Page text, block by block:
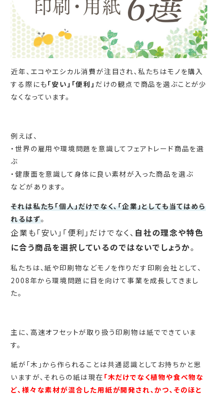
近年、エコやエシカル消費が注目され、私たちはモノを購入
する際にも 「安い」「便利」 だけの観点で商品を選ぶことが少
なくなっています。
例えば、
・世界の雇用や環境問題を意識してフェアトレード商品を選
ぶ
・健康面を意識して身体に良い素材が入った商品を選ぶ
などがあります。
それは私たち「個人」だけでなく、「企業」としても当てはめら
れるはず。
企業も「安い」「便利」だけでなく、 自社の理念や特色
に合う商品を選択しているのではないでしょうか。
私たちは、紙や印刷物などモノを作りだす印刷会社として、
2008年から環境問題に目を向けて事業を成長してきまし
た。
主に、高速オフセットが取り扱う印刷物は紙でできていま
す。
紙が「木」から作られることは共通認識としてお持ちかと思
いますが、それらの紙は現在 「木だけでなく植物や食べ物な
ど、様々な素材が混合した用紙が開発され、かつ、そのほと